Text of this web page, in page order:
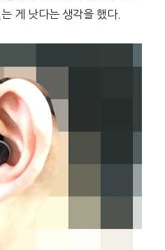
게 낫다는 생각을 했다.